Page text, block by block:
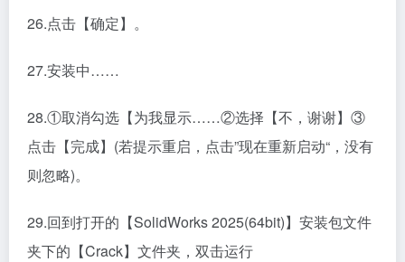
26.点击【确定】。
27.安装中……
28.①取消勾选【为我显示……②选择【不，谢谢】③
点击【完成】(若提示重启，点击”现在重新启动“，没有
则忽略)。
29.回到打开的【SolidWorks 2025(64bit)】安装包文件
夹下的【Crack】文件夹，双击运行